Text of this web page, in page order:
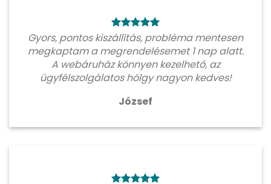
Gyors, pontos kiszállítás, probléma mentesen
megkaptam a megrendelésemet 1 nap alatt.
A webáruház könnyen kezelhető, az
ügyfélszolgálatos hölgy nagyon kedves!
József